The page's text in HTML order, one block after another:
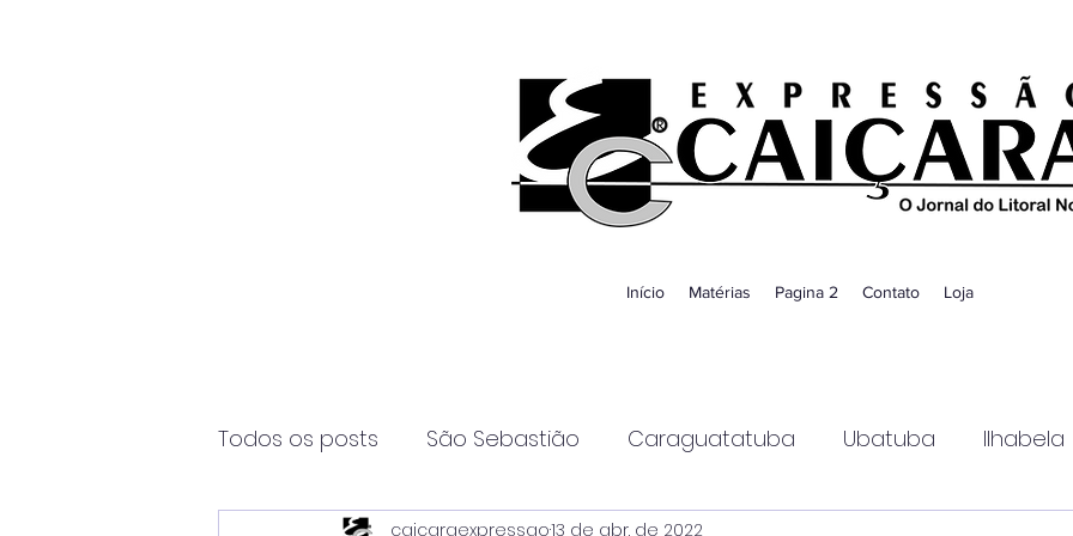
Início Matérias Pagina 2 Contato Loja
Todos os posts São Sebastião Caraguatatuba Ubatuba Ilhabela
caicaraexpressao13 de abr. de 2022